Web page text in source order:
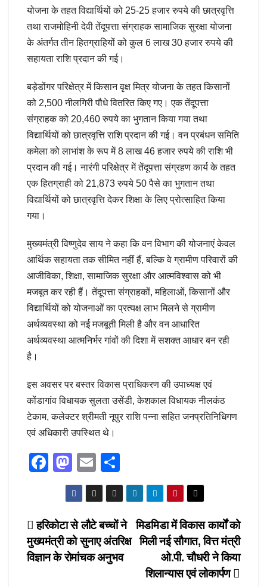
योजना के तहत विद्यार्थियों को 25-25 हजार रुपये की छात्रवृत्ति
तथा राजमोहिनी देवी तेंदूपत्ता संग्राहक सामाजिक सुरक्षा योजना
के अंतर्गत तीन हितग्राहियों को कुल 6 लाख 30 हजार रुपये की
सहायता राशि प्रदान की गई।
बड़ेडोंगर परिक्षेत्र में किसान वृक्ष मित्र योजना के तहत किसानों
को 2,500 नीलगिरी पौधे वितरित किए गए। एक तेंदूपत्ता
संग्राहक को 20,460 रुपये का भुगतान किया गया तथा
विद्यार्थियों को छात्रवृत्ति राशि प्रदान की गई। वन प्रबंधन समिति
कमेला को लाभांश के रूप में 8 लाख 46 हजार रुपये की राशि भी
प्रदान की गई। नारंगी परिक्षेत्र में तेंदूपत्ता संग्रहण कार्य के तहत
एक हितग्राही को 21,873 रुपये 50 पैसे का भुगतान तथा
विद्यार्थियों को छात्रवृत्ति देकर शिक्षा के लिए प्रोत्साहित किया
गया।
मुख्यमंत्री विष्णुदेव साय ने कहा कि वन विभाग की योजनाएं केवल
आर्थिक सहायता तक सीमित नहीं हैं, बल्कि वे ग्रामीण परिवारों की
आजीविका, शिक्षा, सामाजिक सुरक्षा और आत्मविश्वास को भी
मजबूत कर रही हैं। तेंदूपत्ता संग्राहकों, महिलाओं, किसानों और
विद्यार्थियों को योजनाओं का प्रत्यक्ष लाभ मिलने से ग्रामीण
अर्थव्यवस्था को नई मजबूती मिली है और वन आधारित
अर्थव्यवस्था आत्मनिर्भर गांवों की दिशा में सशक्त आधार बन रही
है।
इस अवसर पर बस्तर विकास प्राधिकरण की उपाध्यक्ष एवं
कोंडागांव विधायक सुलता उसेंडी, केशकाल विधायक नीलकंठ
टेकाम, कलेक्टर श्रीमती नूपुर राशि पन्ना सहित जनप्रतिनिधिगण
एवं अधिकारी उपस्थित थे।
F
e
b
o
M
a
st
o
d
o
E
m
ail
h
ar
e
Post
navigation
मिडमिडा में विकास कार्यों को
मिली नई सौगात, वित्त मंत्री
ओ.पी. चौधरी ने किया
शिलान्यास एवं लोकार्पण
हरिकोटा से लौटे बच्चों ने
मुख्यमंत्री को सुनाए अंतरिक्ष
विज्ञान के रोमांचक अनुभव